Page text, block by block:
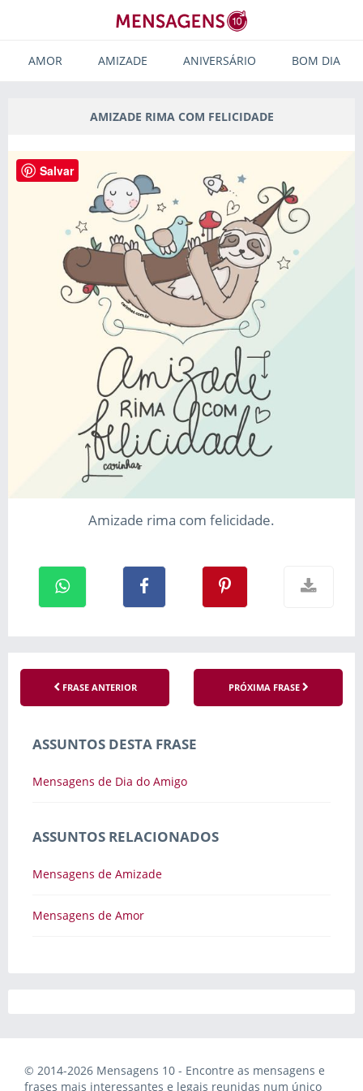
AMOR AMIZADE ANIVERSÁRIO BOM DIA
AMIZADE RIMA COM FELICIDADE
Amizade rima com felicidade.
FRASE ANTERIOR PRÓXIMA FRASE
ASSUNTOS DESTA FRASE
Mensagens de Dia do Amigo
ASSUNTOS RELACIONADOS
Mensagens de Amizade
Mensagens de Amor
© 2014-2026 Mensagens 10 - Encontre as mensagens e
frases mais interessantes e legais reunidas num único
Salvar